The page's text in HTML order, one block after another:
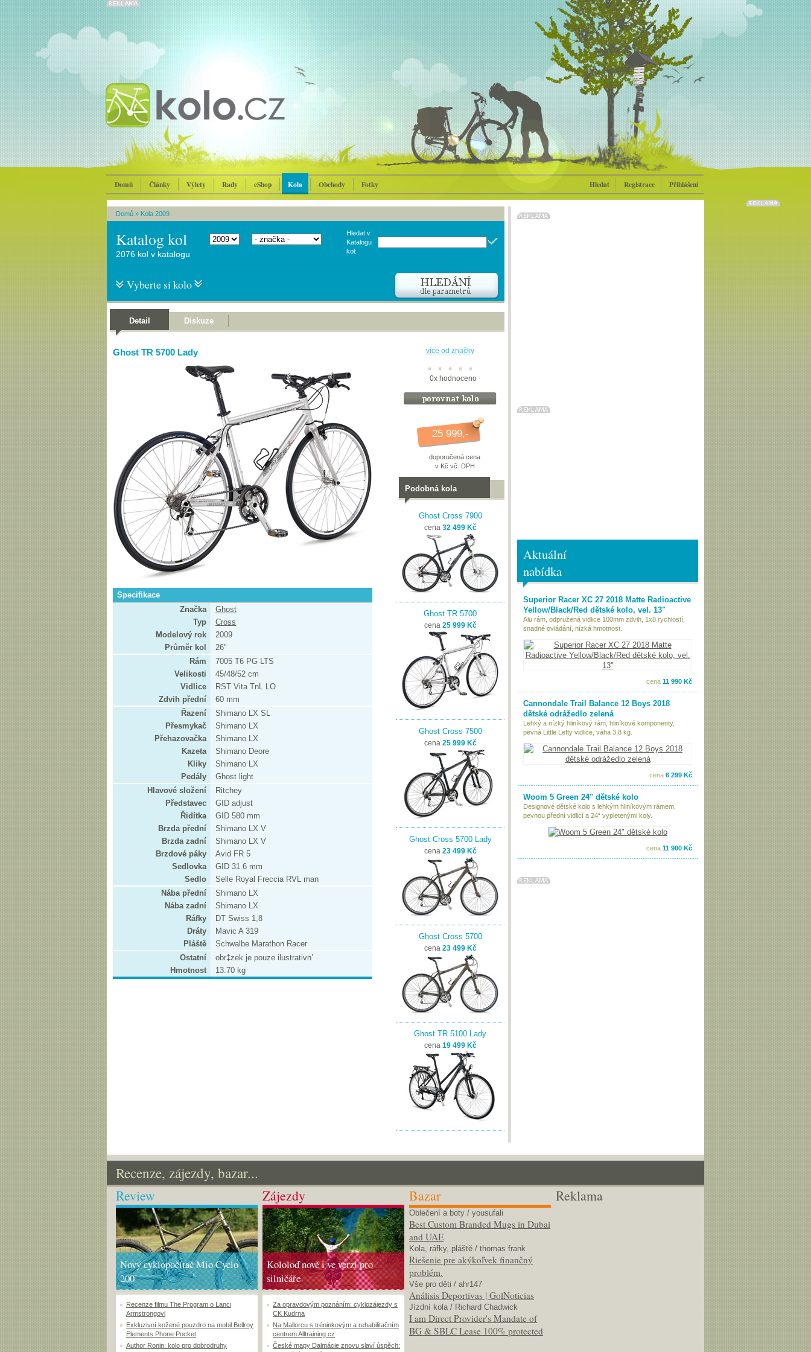
Domů Články Výlety Rady eShop Kola Obchody Fotky Hledat Registrace Přihlášení
Domů » Kola 2009
Katalog kol
Hledat v
Katalogu
kol:
2076 kol v katalogu
Vyberte si kolo
Detail Diskuze
Ghost TR 5700 Lady
Specifikace
Značka
Ghost
Typ
Cross
Modelový rok
2009
Průměr kol
26"
Rám
7005 T6 PG LTS
Velikosti
45/48/52 cm
Vidlice
RST Vita TnL LO
Zdvih přední
60 mm
Řazení
Shimano LX SL
Přesmykač
Shimano LX
Přehazovačka
Shimano LX
Kazeta
Shimano Deore
Kliky
Shimano LX
Pedály
Ghost light
Hlavové složení
Ritchey
Představec
GID adjust
Řidítka
GID 580 mm
Brzda přední
Shimano LX V
Brzda zadní
Shimano LX V
Brzdové páky
Avid FR 5
Sedlovka
GID 31.6 mm
Sedlo
Selle Royal Freccia RVL man
Nába přední
Shimano LX
Nába zadní
Shimano LX
Ráfky
DT Swiss 1,8
Dráty
Mavic A 319
Pláště
Schwalbe Marathon Racer
Ostatní
obr‡zek je pouze ilustrativn’
Hmotnost
13.70 kg
více od značky
0xhodnoceno
25 999,-
doporučená cena
v Kč vč. DPH
Podobná kola
Ghost Cross 7900
cena 32 499 Kč
Ghost TR 5700
cena 25 999 Kč
Ghost Cross 7500
cena 25 999 Kč
Ghost Cross 5700 Lady
cena 23 499 Kč
Ghost Cross 5700
cena 23 499 Kč
Ghost TR 5100 Lady
cena 19 499 Kč
Aktuální
nabídka
Superior Racer XC 27 2018 Matte Radioactive
Yellow/Black/Red dětské kolo, vel. 13"
Alu rám, odpružená vidlice 100mm zdvih, 1x8 rychlostí,
snadné ovládání, nízká hmotnost.
cena 11 990 Kč
Cannondale Trail Balance 12 Boys 2018
dětské odrážedlo zelená
Lehký a nízký hliníkový rám, hliníkové komponenty,
pevná Little Lefty vidlice, váha 3,8 kg.
cena 6 299 Kč
Woom 5 Green 24" dětské kolo
Designové dětské kolo s lehkým hliníkovým rámem,
pevnou přední vidlicí a 24“ vypletenými koly.
cena 11 900 Kč
Recenze, zájezdy, bazar...
Review
Nový cyklopočítač Mio Cyclo
200
Recenze filmu The Program o Lanci
Armstrongovi
Exkluzivní kožené pouzdro na mobil Bellroy
Elements Phone Pocket
Author Ronin: kolo pro dobrodruhy
Zájezdy
Kololoď nově i ve verzi pro
silničáře
Za opravdovým poznáním: cyklozájezdy s
CK Kudrna
Na Mallorcu s tréninkovým a rehabilitačním
centrem Alltraining.cz
České mapy Dalmácie znovu slaví úspěch:
Bazar
Oblečení a boty / yousufali
Best Custom Branded Mugs in Dubai
and UAE
Kola, ráfky, pláště / thomas frank
Riešenie pre akýkoľvek finančný
problém.
Vše pro děti / ahr147
Análisis Deportivas | GolNoticias
Jízdní kola / Richard Chadwick
I am Direct Provider's Mandate of
BG & SBLC Lease 100% protected
Reklama